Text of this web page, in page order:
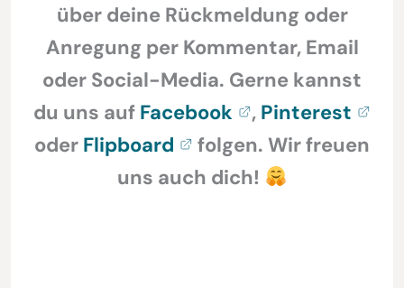
über deine Rückmeldung oder
Anregung per Kommentar, Email
oder Social-Media. Gerne kannst
du uns auf Facebook , Pinterest
oder Flipboard
folgen. Wir freuen
uns auch dich!